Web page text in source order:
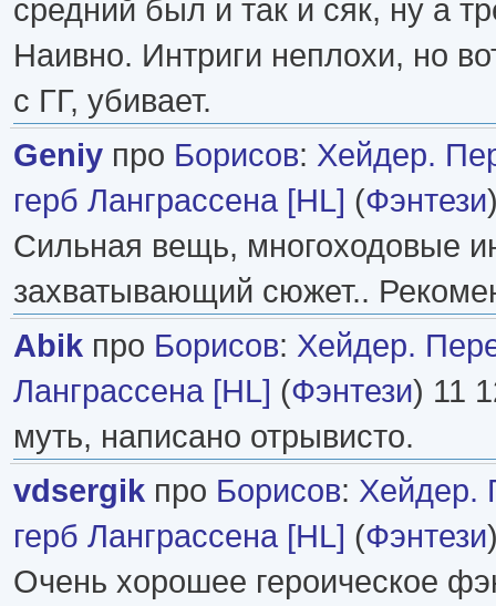
средний был и так и сяк, ну а
Наивно. Интриги неплохи, но
с ГГ, убивает.
Geniy про Борисов: Хейдер.
герб Ланграссена [HL] (Фэнтези
Сильная вещь, многоходовые
захватывающий сюжет..
Abik про Борисов: Хейдер.
Ланграссена [HL] (Фэнтези) 11
муть, написано отрывисто.
vdsergik про Борисов: Хейдер.
герб Ланграссена [HL] (Фэнтези
Очень хорошее героическое